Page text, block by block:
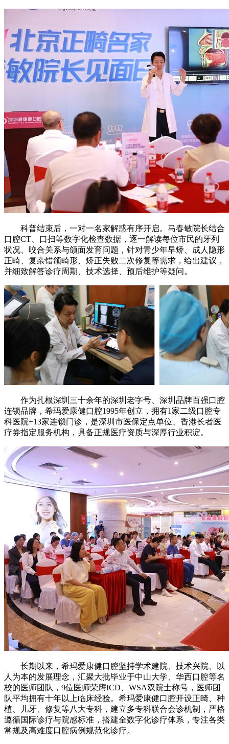
科普结束后，一对一名家解惑有序开启。马春敏院长结合
口腔CT、口扫等数字化检查数据，逐一解读每位市民的牙列
状况、咬合关系与颌面发育问题，针对青少年早矫、成人隐形
正畸、复杂错颌畸形、矫正失败二次修复等需求，给出建议，
并细致解答诊疗周期、技术选择、预后维护等疑问。
作为扎根深圳三十余年的深圳老字号、深圳品牌百强口腔
连锁品牌，希玛爱康健口腔1995年创立，拥有1家二级口腔专
科医院+13家连锁门诊，是深圳市医保定点单位、香港长者医
疗券指定服务机构，具备正规医疗资质与深厚行业积淀。
长期以来，希玛爱康健口腔坚持学术建院、技术兴院、以
人为本的发展理念，汇聚大批毕业于中山大学、华西口腔等名
校的医师团队，9位医师荣膺ICD、WSA双院士称号，医师团
队平均拥有十年以上临床经验。希玛爱康健口腔开设正畸、种
植、儿牙、修复等八大专科，建立多专科联合会诊机制，严格
遵循国际诊疗与院感标准，搭建全数字化诊疗体系，专注各类
常规及高难度口腔病例规范化诊疗。